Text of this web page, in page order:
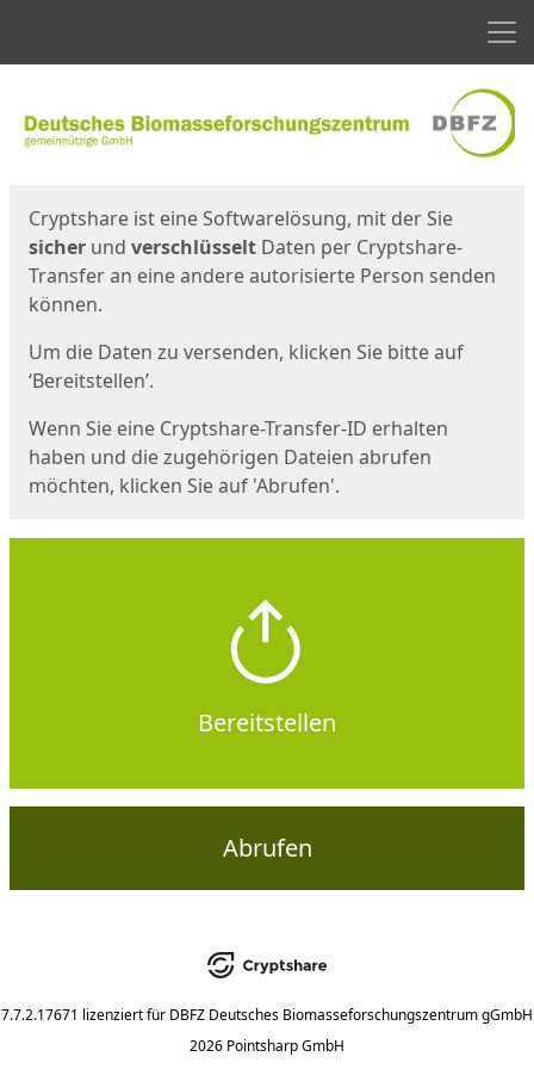
Cryptshare ist eine Softwarelösung, mit der Sie
sicher und verschlüsselt Daten per Cryptshare-
Transfer an eine andere autorisierte Person senden
können.
Um die Daten zu versenden, klicken Sie bitte auf
‘Bereitstellen’.
Wenn Sie eine Cryptshare-Transfer-ID erhalten
haben und die zugehörigen Dateien abrufen
möchten, klicken Sie auf 'Abrufen'.
Bereitstellen
Abrufen
7.7.2.17671 lizenziert für DBFZ Deutsches Biomasseforschungszentrum gGmbH
2026 Pointsharp GmbH